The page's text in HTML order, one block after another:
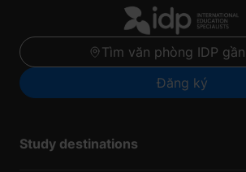
Tìm văn phòng IDP
Đăng ký
Study destinations